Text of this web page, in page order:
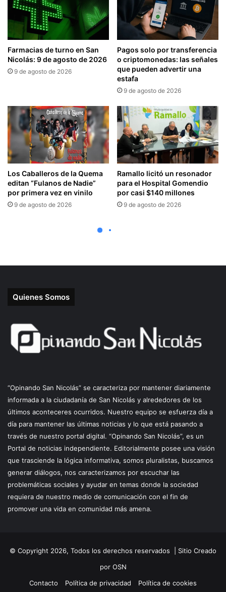
Quienes Somos
“Opinando San Nicolás” se caracteriza por mantener diariamente
informada a la ciudadanía de San Nicolás y alrededores de los
últimos aconteceres ocurridos. Nuestro equipo se esfuerza día a
día para mantener las últimas noticias y lo que está pasando a
través de nuestro portal digital. “Opinando San Nicolás”, es un
Portal de noticias independiente. Editorialmente posee una visión
que trasciende la lógica informativa, somos pluralistas, buscamos
generar diálogos, nos caracterizamos por escuchar las
problemáticas sociales y ayudar en temas donde la sociedad
requiera de nuestro medio de comunicación con el fin de
promover una vida en comunidad más amena.
© Copyright 2026, Todos los derechos reservados | Sitio Creado
por OSN
Contacto
Política de privacidad Política de cookies